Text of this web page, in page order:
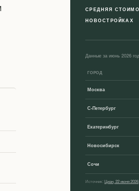
СРЕДНЯЯ
НОВОСТРОЙКАХ
Данные за июнь 2026
ГОРОД
Москва
С-Петербург
Екатеринбург
Новосибирск
Сочи
Источник:Циан, 22 июня 2026